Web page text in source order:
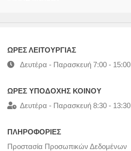
ΩΡΕΣ ΛΕΙΤΟΥΡΓΙΑΣ
Δευτέρα - Παρασκευή 7:00 - 15:00
ΩΡΕΣ ΥΠΟΔΟΧΗΣ ΚΟΙΝΟΥ
Δευτέρα - Παρασκευή 8:30 - 13:30
ΠΛΗΡΟΦΟΡΙΕΣ
Προστασία Προσωπικών Δεδομένων